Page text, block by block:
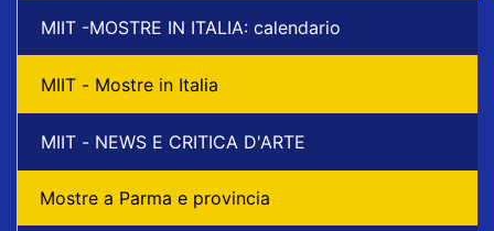
MIIT -MOSTRE IN ITALIA: calendario
MIIT - Mostre in Italia
MIIT - NEWS E CRITICA D'ARTE
Mostre a Parma e provincia